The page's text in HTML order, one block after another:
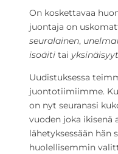
On koskettavaa
juontaja on
seuralainen,
isoäiti tai
Uudistuksessa
juontotiimiimme.
on nyt seuranasi
vuoden joka ikisenä
lähetyksessään hän
huolellisemmin